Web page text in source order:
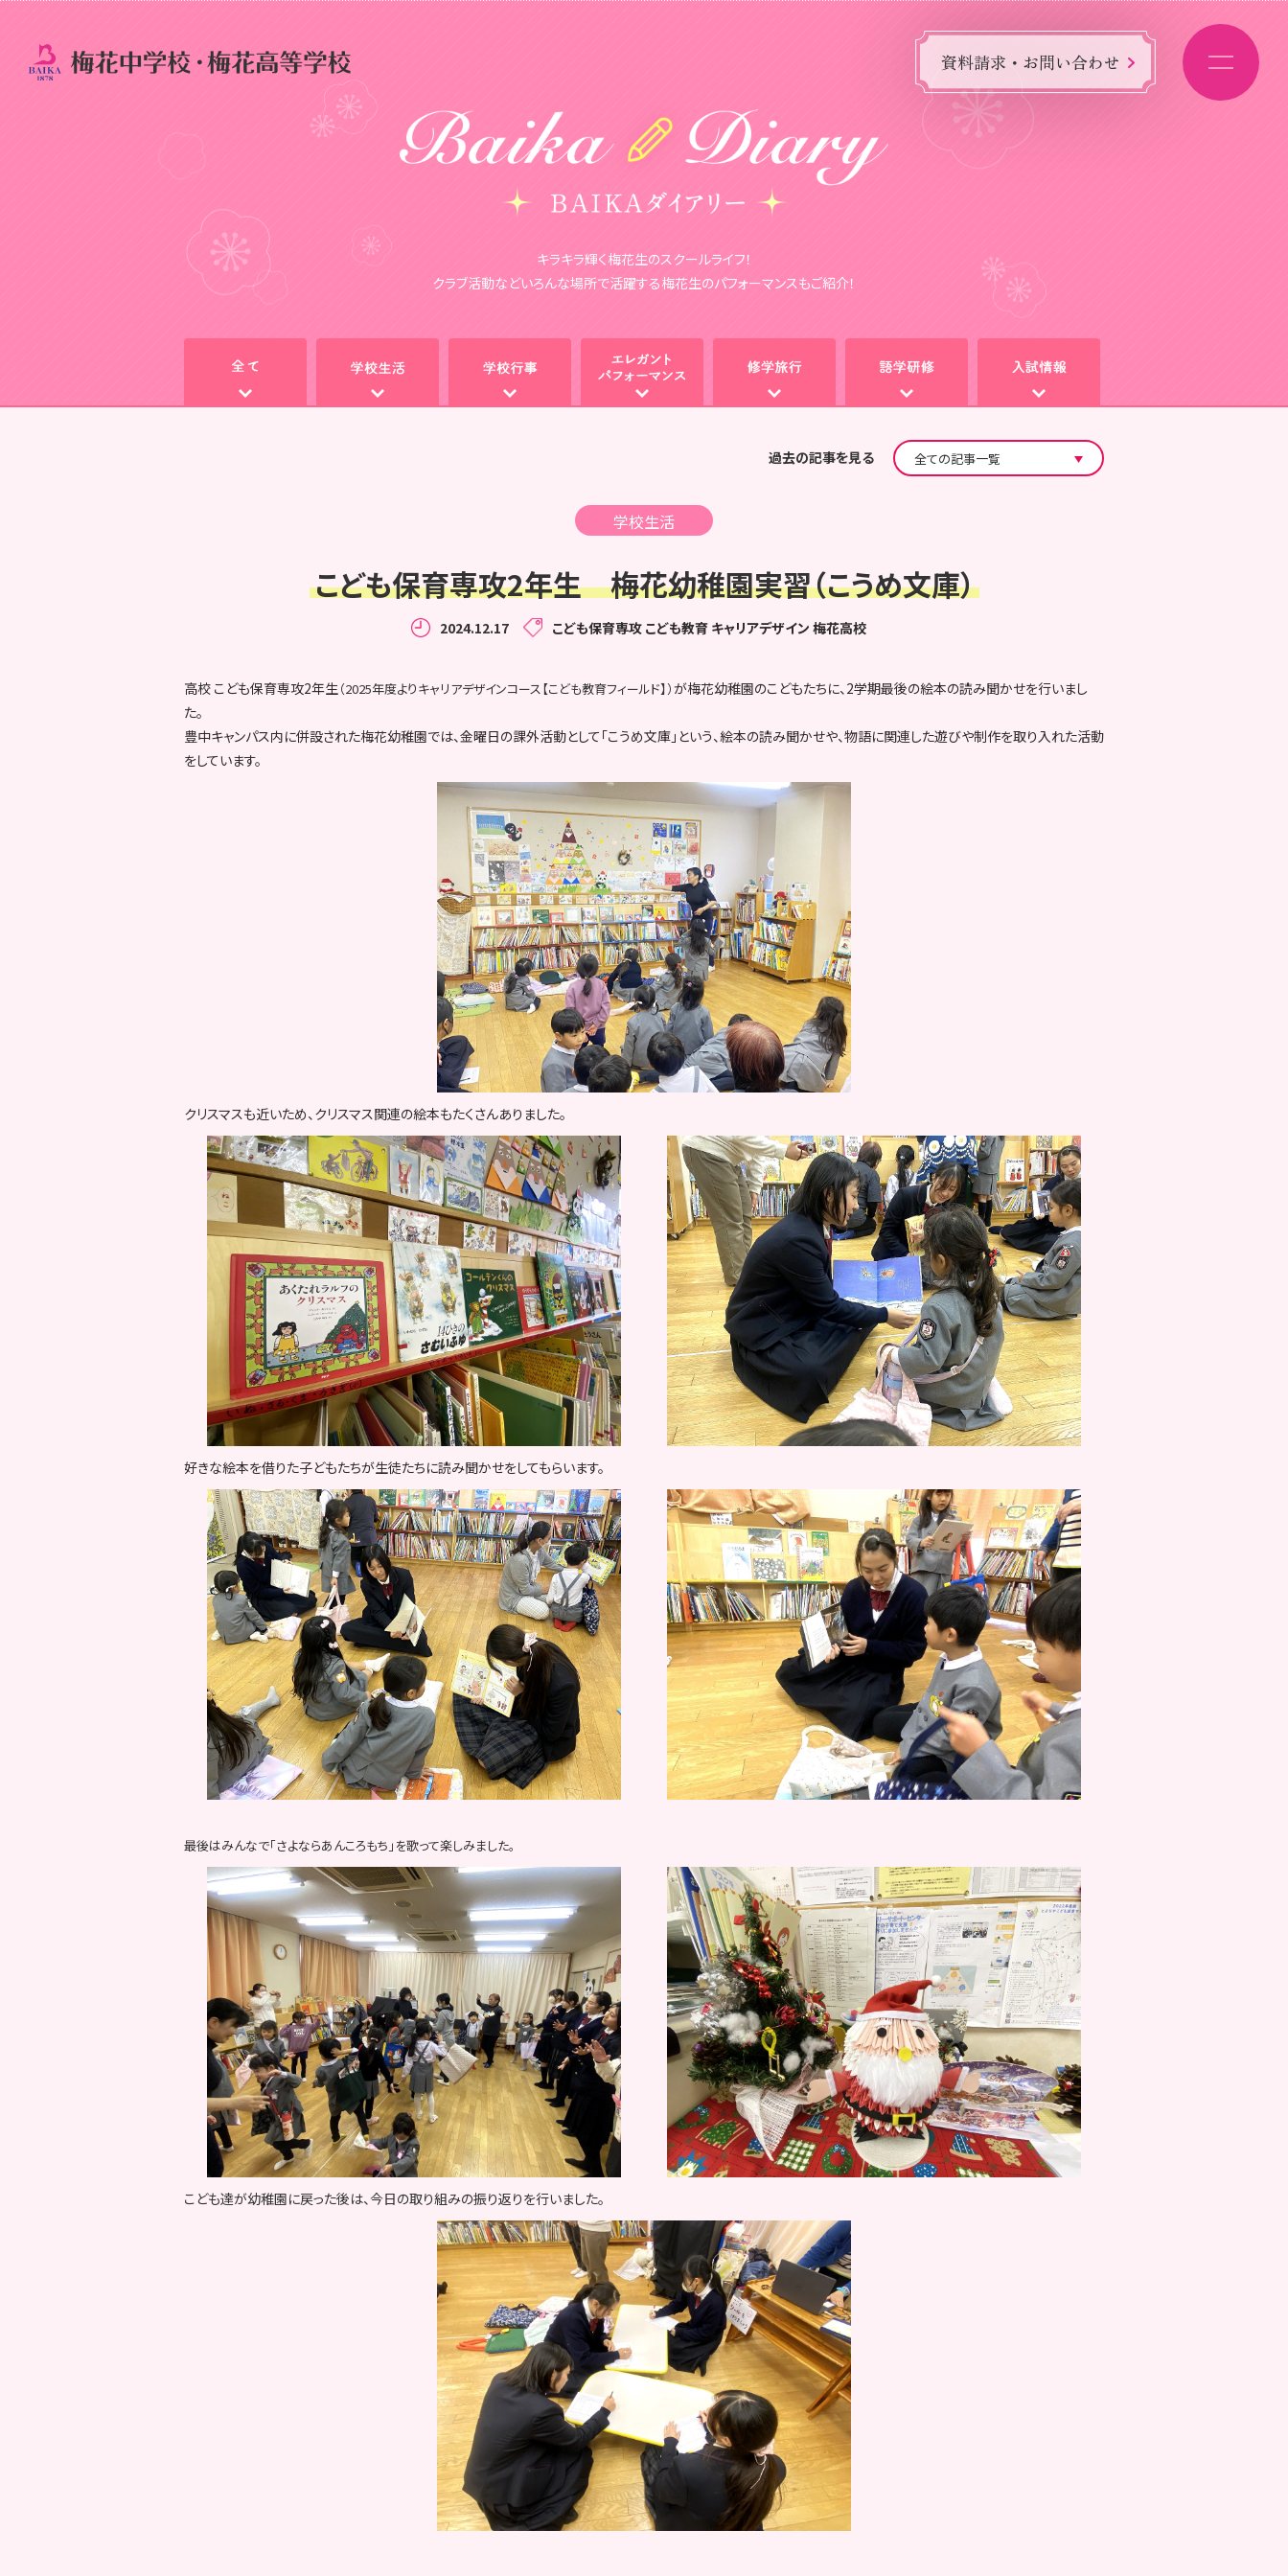
資料請求・お問い合わせ
キラキラ輝く梅花生のスクールライフ！
クラブ活動などいろんな場所で活躍する梅花生のパフォーマンスもご紹介！
過去の記事を見る
学校生活
こども保育専攻2年生 梅花幼稚園実習（こうめ文庫）
2024.12.17 こども保育専攻 こども教育 キャリアデザイン 梅花高校
高校 こども保育専攻2年生 （2025年度よりキャリアデザインコース【こども教育フィールド】）が梅花幼稚園のこどもたちに、2学期最後の絵本の読み聞かせを行いまし
た。
豊中キャンパス内に併設された梅花幼稚園では、金曜日の課外活動として「こうめ文庫」という、絵本の読み聞かせや、物語に関連した遊びや制作を取り入れた活動
をしています。
クリスマスも近いため、クリスマス関連の絵本もたくさんありました。
好きな絵本を借りた子どもたちが生徒たちに読み聞かせをしてもらいます。
最後はみんなで「さよならあんころもち」を歌って楽しみました。
こども達が幼稚園に戻った後は、今日の取り組みの振り返りを行いました。